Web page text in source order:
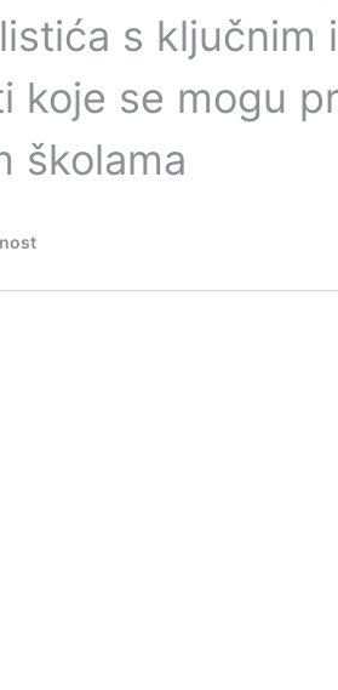
s ključnim
koje se mogu
školama